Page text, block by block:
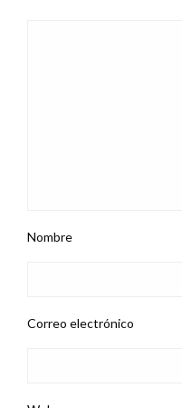
Nombre
Correo electrónico